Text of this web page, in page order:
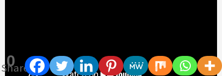
0
Shares